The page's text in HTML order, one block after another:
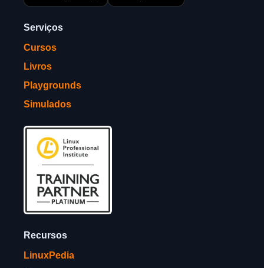
Serviços
Cursos
Livros
Playgrounds
Simulados
Recursos
LinuxPedia